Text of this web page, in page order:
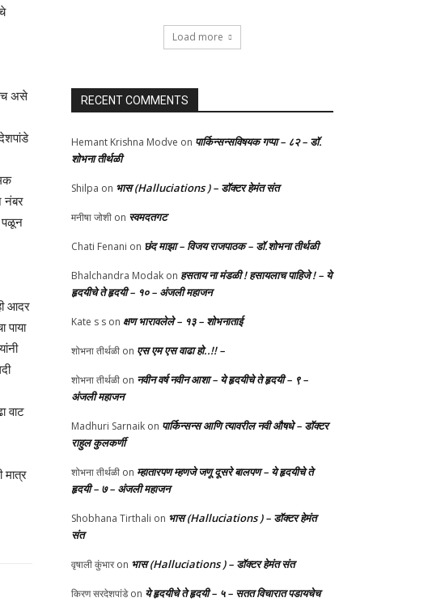
असे
नंबर
पळून
आदर
पाया
वाट
मात्र
Load more
RECENT COMMENTS
Hemant Krishna Modve on पार्किन्सन्सविषयक गप्पा – ८२ – डॉ.
शोभना तीर्थळी
Shilpa on भास (Halluciations ) – डॉक्टर हेमंत संत
मनीषा जोशी on स्वमदतगट
Chati Fenani on छंद माझा – विजय राजपाठक – डॉ.शोभना तीर्थळी
Bhalchandra Modak on हसताय ना मंडळी‌ ! हसायलाच पाहिजे ! – ये
हृदयीचे ते हृदयी – १० – अंजली महाजन
Kate s s on क्षण भारावलेले – १३ – शोभनाताई
शोभना तीर्थळी on एस एम एस वाढा हो..!! –
शोभना तीर्थळी on नवीन वर्ष नवीन आशा – ये हृदयीचे ते हृदयी – ९ –
अंजली महाजन
Madhuri Sarnaik on पार्किन्सन्स आणि त्यावरील नवी औषधे – डॉक्टर
राहुल कुलकर्णी
शोभना तीर्थळी on म्हातारपण म्हणजे जणू दूसरे बालपण – ये हृदयीचे ते
हृदयी – ७ – अंजली महाजन
Shobhana Tirthali on भास (Halluciations ) – डॉक्टर हेमंत
संत
वृषाली कुंभारon भास (Halluciations ) – डॉक्टर हेमंत संत
किरण सरदेशपांडेon ये हृदयीचे ते हृदयी – ५ – सतत विचारात पडायचेच